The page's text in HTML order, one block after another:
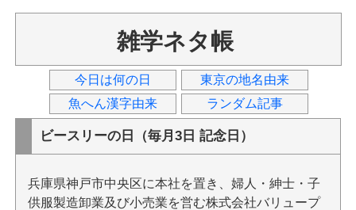
雑学ネタ帳
今日は何の日
東京の地名由来
魚へん漢字由来
ランダム記事
ビースリーの日（毎月3日 記念日）
兵庫県神戸市中央区に本社を置き、婦人・紳士・子
供服製造卸業及び小売業を営む株式会社バリュープ